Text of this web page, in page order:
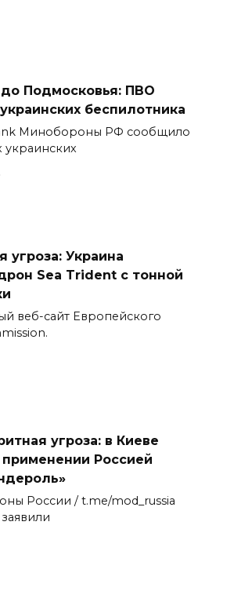
Подмосковья: ПВО
беспилотника
Минобороны РФ сообщило
украинских
угроза: Украина
Sea Trident с тонной
веб-сайт Европейского
угроза: в Киеве
Россией
России / t.me/mod_russia